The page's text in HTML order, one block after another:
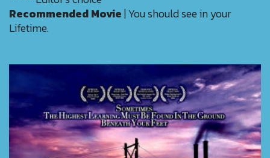
Recommended Movie| You should see in your
Lifetime.